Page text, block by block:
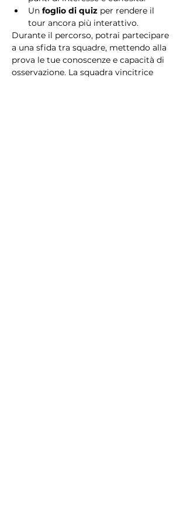
Un foglio di quiz per rendere il
tour ancora più interattivo.
Durante il percorso, potrai partecipare
a una sfida tra squadre, mettendo alla
prova le tue conoscenze e capacità di
osservazione. La squadra vincitrice